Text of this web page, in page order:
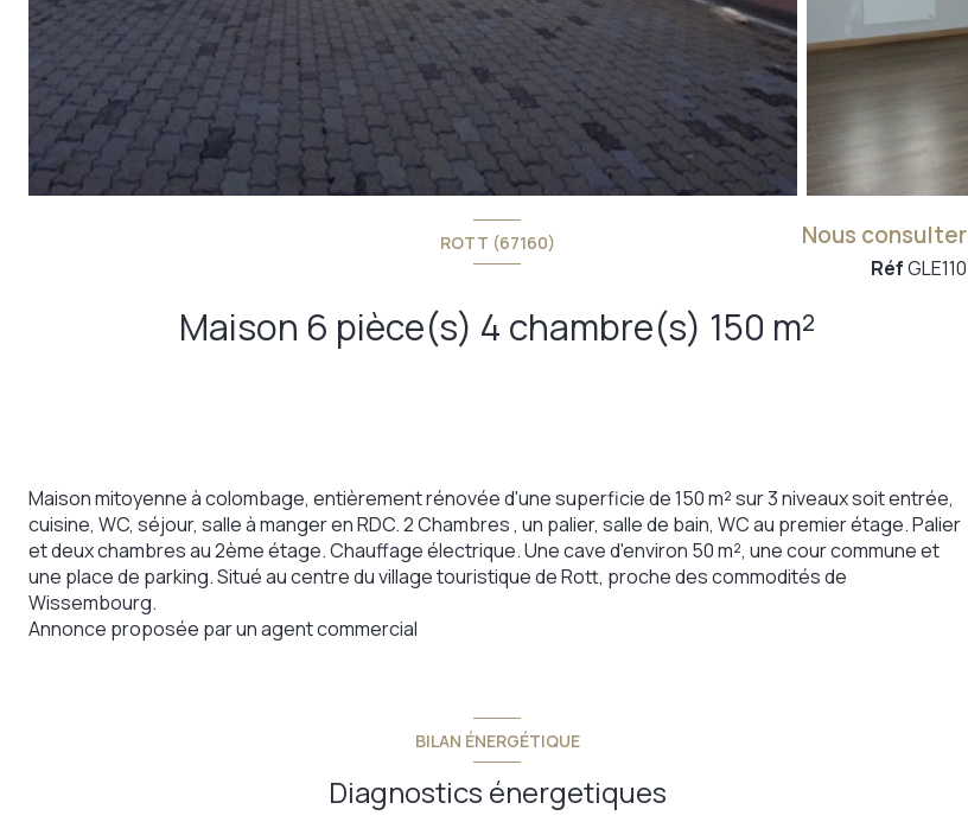
ROTT (67160)
Maison 6 pièce(s) 4 chambre(s) 150 m²
Nous consulter
RéfGLE110
Maison mitoyenne à colombage, entièrement rénovée d'une superficie de 150 m² sur 3 niveaux soit entrée,
cuisine, WC, séjour, salle à manger en RDC. 2 Chambres , un palier, salle de bain, WC au premier étage. Palier
et deux chambres au 2ème étage. Chauffage électrique. Une cave d'environ 50 m², une cour commune et
une place de parking. Situé au centre du village touristique de Rott, proche des commodités de
Wissembourg.
Annonce proposée par un agent commercial
BILAN ÉNERGÉTIQUE
Diagnostics énergetiques